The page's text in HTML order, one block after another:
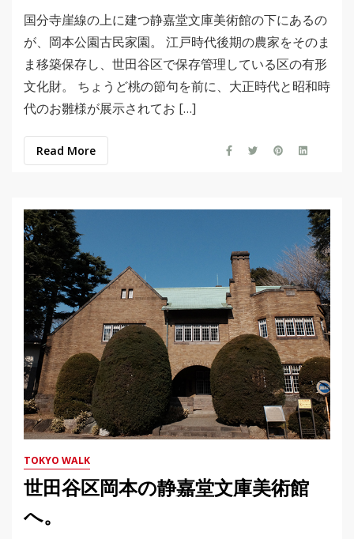
国分寺崖線の上に建つ静嘉堂文庫美術館の下にあるの
が、岡本公園古民家園。 江戸時代後期の農家をそのま
ま移築保存し、世田谷区で保存管理している区の有形
文化財。 ちょうど桃の節句を前に、大正時代と昭和時
代のお雛様が展示されてお […]
Read More
TOKYO WALK
世田谷区岡本の静嘉堂文庫美術館
へ。